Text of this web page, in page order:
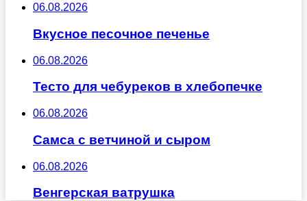
06.08.2026
Вкусное песочное печенье
06.08.2026
Тесто для чебуреков в хлебопечке
06.08.2026
Самса с ветчиной и сыром
06.08.2026
Венгерская ватрушка